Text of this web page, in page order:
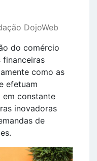
DojoWeb
do comércio
financeiras
como as
efetuam
em constante
inovadoras
de